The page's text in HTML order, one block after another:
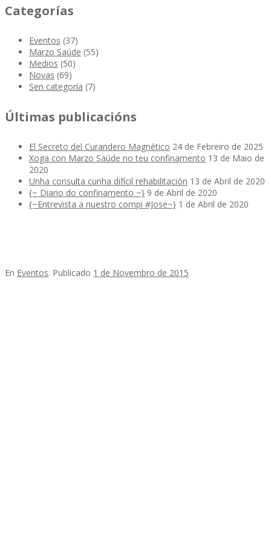
Categorías
Eventos (37)
Marzo Saúde (55)
Medios (50)
Novas (69)
Sen categoría (7)
Últimas publicacións
El Secreto del Curandero Magnético 24 de Febreiro de 2025
Xoga con Marzo Saúde no teu confinamento 13 de Maio de
2020
Unha consulta cunha difícil rehabilitación 13 de Abril de 2020
{~ Diario do confinamento ~} 9 de Abril de 2020
{~Entrevista a nuestro compi #Jose~} 1 de Abril de 2020
En Eventos. Publicado 1 de Novembro de 2015